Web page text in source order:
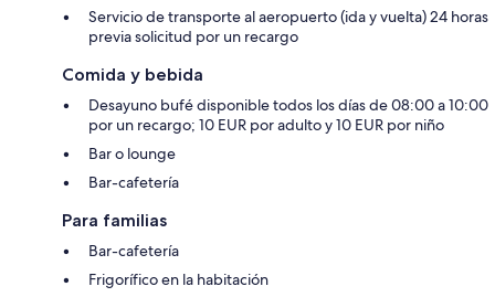
Servicio de transporte al aeropuerto (ida y vuelta) 24 horas
previa solicitud por un recargo
Comida y bebida
Desayuno bufé disponible todos los días de 08:00 a 10:00
por un recargo; 10 EUR por adulto y 10 EUR por niño
Bar o lounge
Bar-cafetería
Para familias
Bar-cafetería
Frigorífico en la habitación